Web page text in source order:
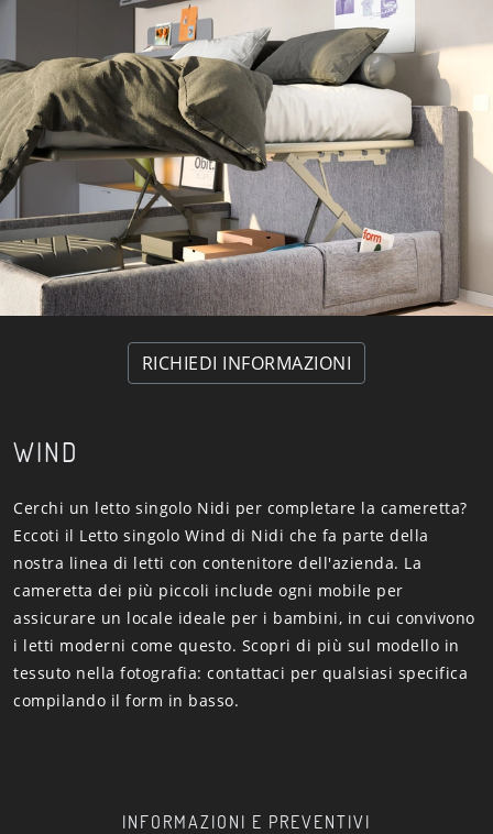
RICHIEDI INFORMAZIONI
WIND
Cerchi un letto singolo Nidi per completare la cameretta?
Eccoti il Letto singolo Wind di Nidi che fa parte della
nostra linea di letti con contenitore dell'azienda. La
cameretta dei più piccoli include ogni mobile per
assicurare un locale ideale per i bambini, in cui convivono
i letti moderni come questo. Scopri di più sul modello in
tessuto nella fotografia: contattaci per qualsiasi specifica
compilando il form in basso.
INFORMAZIONI E PREVENTIVI